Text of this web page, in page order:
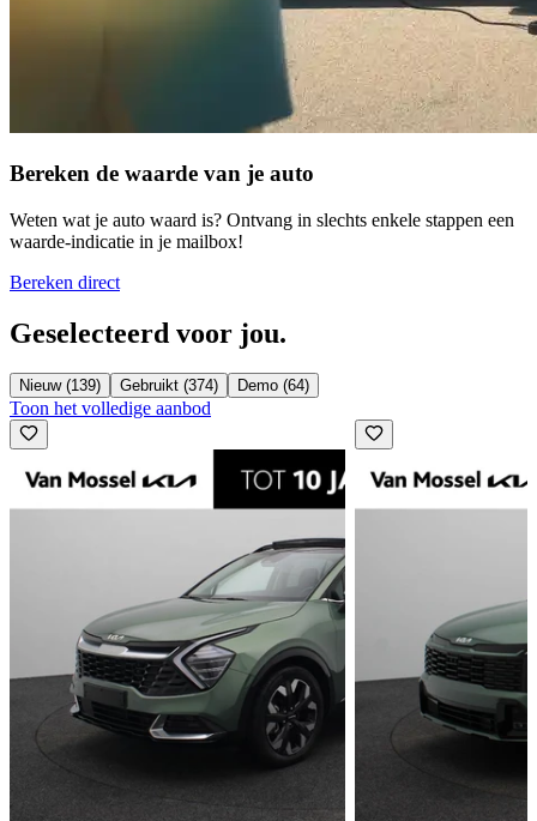
Bereken de waarde van je auto
Weten wat je auto waard is? Ontvang in slechts enkele stappen een
waarde-indicatie in je mailbox!
Bereken direct
Geselecteerd voor jou.
Nieuw (139) Gebruikt (374) Demo (64)
Toon het volledige aanbod